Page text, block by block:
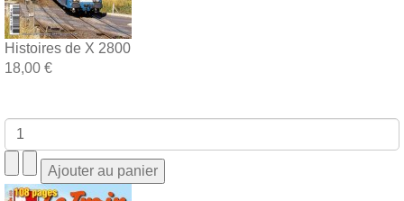
Histoires de X 2800
18,00 €